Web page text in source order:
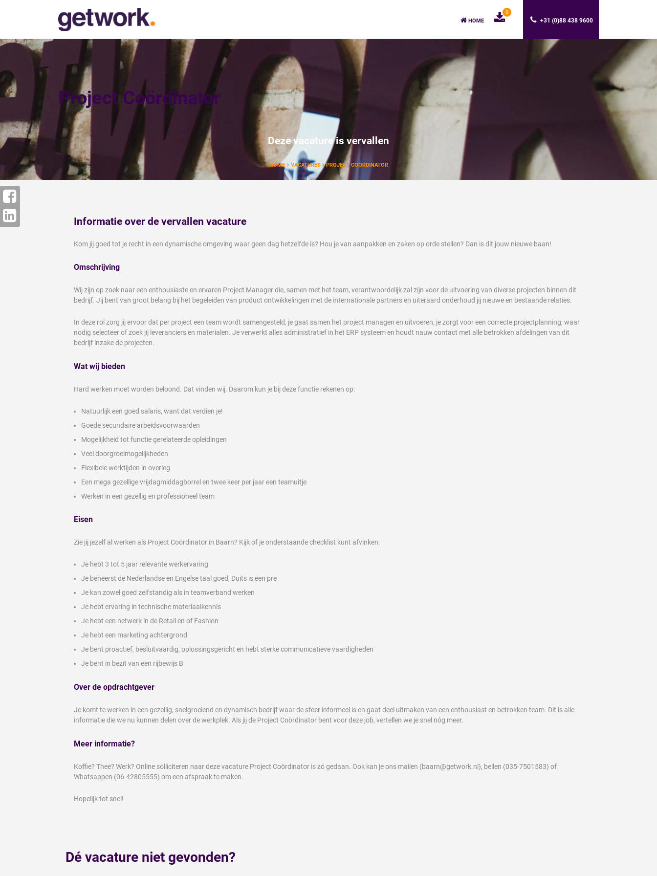
+31 (0)88 438 9600
HOME
0
Project Coördinator
Deze vacature is vervallen
HOME VACATURES PROJECT COÖRDINATOR
Informatie over de vervallen vacature
Kom jij goed tot je recht in een dynamische omgeving waar geen dag hetzelfde is? Hou je van aanpakken en zaken op orde stellen? Dan is dit jouw nieuwe baan!
Omschrijving
Wij zijn op zoek naar een enthousiaste en ervaren Project Manager die, samen met het team, verantwoordelijk zal zijn voor de uitvoering van diverse projecten binnen dit
bedrijf. Jij bent van groot belang bij het begeleiden van product ontwikkelingen met de internationale partners en uiteraard onderhoud jij nieuwe en bestaande relaties.
In deze rol zorg jij ervoor dat per project een team wordt samengesteld, je gaat samen het project managen en uitvoeren, je zorgt voor een correcte projectplanning, waar
nodig selecteer of zoek jij leveranciers en materialen. Je verwerkt alles administratief in het ERP systeem en houdt nauw contact met alle betrokken afdelingen van dit
bedrijf inzake de projecten.
Wat wij bieden
Hard werken moet worden beloond. Dat vinden wij. Daarom kun je bij deze functie rekenen op:
Natuurlijk een goed salaris, want dat verdien je!
Goede secundaire arbeidsvoorwaarden
Mogelijkheid tot functie gerelateerde opleidingen
Veel doorgroeimogelijkheden
Flexibele werktijden in overleg
Een mega gezellige vrijdagmiddagborrel en twee keer per jaar een teamuitje
Werken in een gezellig en professioneel team
Eisen
Zie jij jezelf al werken als Project Coördinator in Baarn? Kijk of je onderstaande checklist kunt afvinken:
Je hebt 3 tot 5 jaar relevante werkervaring
Je beheerst de Nederlandse en Engelse taal goed, Duits is een pre
Je kan zowel goed zelfstandig als in teamverband werken
Je hebt ervaring in technische materiaalkennis
Je hebt een netwerk in de Retail en of Fashion
Je hebt een marketing achtergrond
Je bent proactief, besluitvaardig, oplossingsgericht en hebt sterke communicatieve vaardigheden
Je bent in bezit van een rijbewijs B
Over de opdrachtgever
Je komt te werken in een gezellig, snelgroeiend en dynamisch bedrijf waar de sfeer informeel is en gaat deel uitmaken van een enthousiast en betrokken team. Dit is alle
informatie die we nu kunnen delen over de werkplek. Als jij de Project Coördinator bent voor deze job, vertellen we je snel nóg meer.
Meer informatie?
Koffie? Thee? Werk? Online solliciteren naar deze vacature Project Coördinator is zó gedaan. Ook kan je ons mailen (baarn@getwork.nl), bellen (035-7501583) of
Whatsappen (06-42805555) om een afspraak te maken.
Hopelijk tot snel!
Dé vacature niet gevonden?